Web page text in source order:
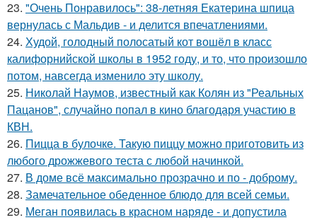
23. "Очень Понравилось": 38-летняя Екатерина шпица
вернулась с Мальдив - и делится впечатлениями.
24. Худой, голодный полосатый кот вошёл в класс
калифорнийской школы в 1952 году, и то, что произошло
потом, навсегда изменило эту школу.
25. Николай Наумов, известный как Колян из "Реальных
Пацанов", случайно попал в кино благодаря участию в
КВН.
26. Пицца в булочке. Такую пиццу можно приготовить из
любого дрожжевого теста с любой начинкой.
27. В доме всё максимально прозрачно и по - доброму.
28. Замечательное обеденное блюдо для всей семьи.
29. Меган появилась в красном наряде - и допустила